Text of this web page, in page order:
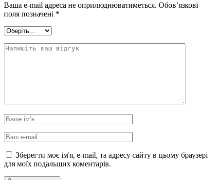
Ваша e-mail адреса не оприлюднюватиметься. Обов’язкові
поля позначені *
Зберегти моє ім'я, e-mail, та адресу сайту в цьому браузері
для моїх подальших коментарів.